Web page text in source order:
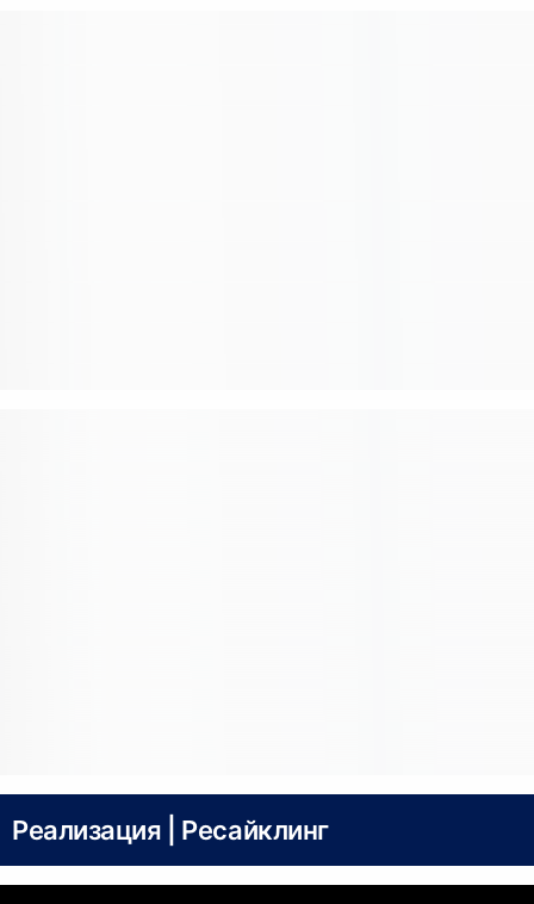
Реализация | Ресайклинг